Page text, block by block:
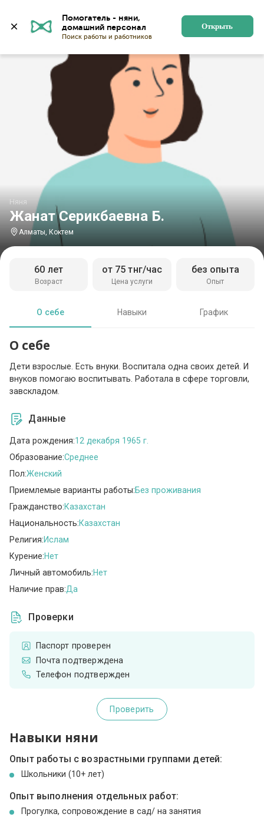
Помогатель - няни,
Поиск работы и работников
Открыть
Жанат Серикбаевна Б.
Няня
Алматы, Коктем
Возраст
60 лет
Цена услуги
от 75 тнг/час
Опыт
без опыта
О себе Навыки График
О себе
Дети взрослые. Есть внуки. Воспитала одна своих детей. И
внуков помогаю воспитывать. Работала в сфере торговли,
завскладом.
Данные
Дата рождения:12 декабря 1965 г.
Образование:Среднее
Пол:Женский
Приемлемые варианты работы:Без проживания
Гражданство:Казахстан
Национальность:Казахстан
Религия:Ислам
Курение:Нет
Личный автомобиль:Нет
Наличие прав:Да
Проверки
Паспорт проверен
Почта подтверждена
Телефон подтвержден
Проверить
Навыки няни
Опыт работы с возрастными группами детей:
Школьники (10+ лет)
Опыт выполнения отдельных работ:
Прогулка, сопровождение в сад/ на занятия